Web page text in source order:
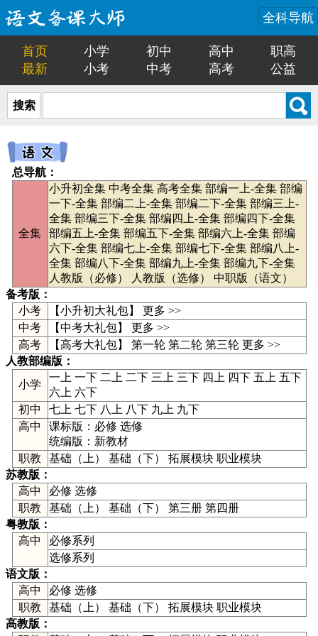
全科导航
首页 小学 初中 高中
职高
最新
小考 中考 高考 公益
搜索
总导航：
全集
小升初全集 中考全集 高考全集 部编一上-全集 部编
一下-全集 部编二上-全集 部编二下-全集 部编三上-
全集 部编三下-全集 部编四上-全集 部编四下-全集
部编五上-全集 部编五下-全集 部编六上-全集 部编
六下-全集 部编七上-全集 部编七下-全集 部编八上-
全集 部编八下-全集 部编九上-全集 部编九下-全集
人教版（必修）
人教版（选修）
中职版（语文）
备考版：
小考
【小升初大礼包】 更多 >>
中考
【中考大礼包】 更多 >>
高考
【高考大礼包】 第一轮 第二轮 第三轮 更多 >>
人教部编版 ：
小学
一上 一下 二上 二下 三上 三下 四上 四下 五上 五下
六上 六下
初中
七上 七下 八上 八下 九上 九下
高中
课标版： 必修 选修
统编版： 新教材
职教
基础（上） 基础（下） 拓展模块 职业模块
苏教版 ：
高中
必修 选修
职教
基础（上） 基础（下） 第三册 第四册
粤教版 ：
高中
必修系列
选修系列
语文版 ：
高中
必修 选修
职教
基础（上） 基础（下） 拓展模块 职业模块
高教版 ：